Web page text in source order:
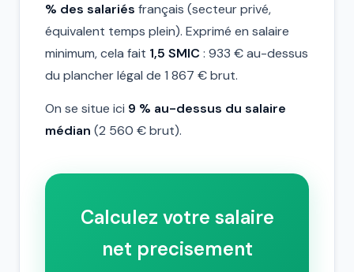
% des salariés français (secteur privé,
équivalent temps plein). Exprimé en salaire
minimum, cela fait 1,5 SMIC : 933 € au-dessus
du plancher légal de 1 867 € brut.
On se situe ici 9 % au-dessus du salaire
médian (2 560 € brut).
Calculez votre salaire
net precisement